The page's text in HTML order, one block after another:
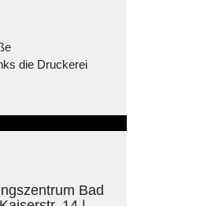
die Druckerei
Bad